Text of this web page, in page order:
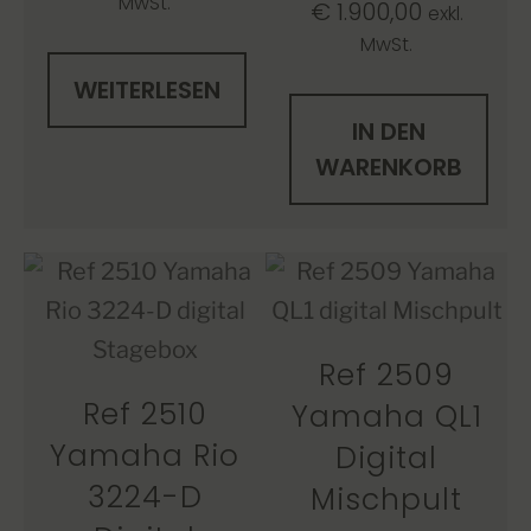
WEITERLESEN
€ 1.900,00 exkl.
MwSt.
IN DEN
WARENKORB
Ref 2510
Yamaha Rio
3224-D
Ref 2509
Yamaha QL1
Digital
Mischpult